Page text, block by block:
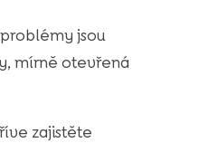
jsou
mírně otevřená
zajistěte